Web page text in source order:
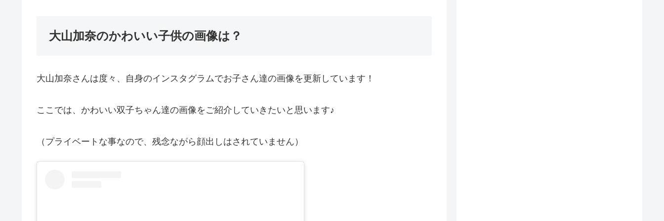
大山加奈のかわいい子供の画像は？
大山加奈さんは度々、自身のインスタグラムでお子さん達の画像を更新しています！
ここでは、かわいい双子ちゃん達の画像をご紹介していきたいと思います♪
（プライベートな事なので、残念ながら顔出しはされていません）